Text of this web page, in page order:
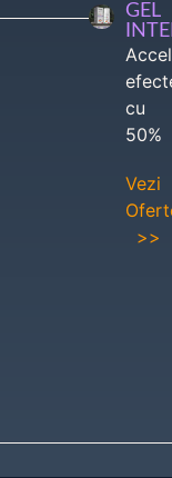
GEL
cu
50%
Vezi
>>